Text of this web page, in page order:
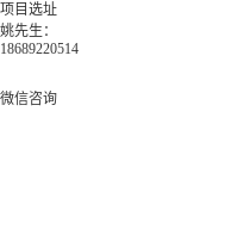
项目选址
姚先生：
18689220514
微信咨询